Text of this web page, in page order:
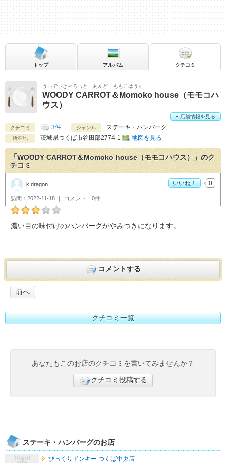
うっでぃきゃろっと あんど ももこはうす
WOODY CARROT＆Momoko house（モモコハ
ウス）
クチコミ 3件 ジャンル ステーキ・ハンバーグ
所在地 茨城県つくば市谷田部2774-1 地図を見る
店舗情報を見る
トップ アルバム クチコミ
「WOODY CARROT＆Momoko house（モモコハウス）」のク
チコミ
k.dragonのWOODY CARROT＆Momoko house（モモコハウ
濃い目の味付けのハンバーグがやみつきになります。
訪問 2022-11-18 コメント 0件
k.dragon いいね！ 0
コメントする
前へ
クチコミ一覧
あなたもこのお店のクチコミを書いてみませんか？
クチコミ投稿する
ステーキ・ハンバーグのお店
びっくりドンキー つくば中央店